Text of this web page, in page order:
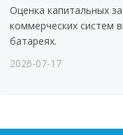
Оценка капитальных
коммерческих систем
батареях.
2026-07-17